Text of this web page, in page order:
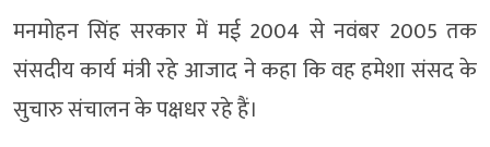
मनमोहन सिंह सरकार में मई 2004 से नवंबर 2005 तक
संसदीय कार्य मंत्री रहे आजाद ने कहा कि वह हमेशा संसद के
सुचारु संचालन के पक्षधर रहे हैं।